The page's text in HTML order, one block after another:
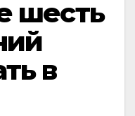
шесть
в